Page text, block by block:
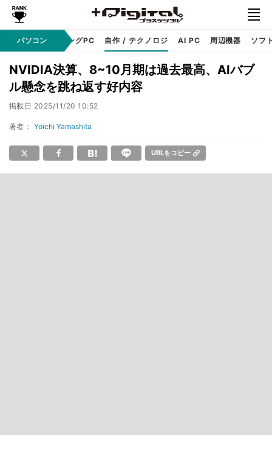
パソコン
PC本体 ゲーミングPC 自作 / テクノロジ AI PC 周辺機器 ソフ
NVIDIA決算、8~10月期は過去最高、AIバブ
ル懸念を跳ね返す好内容
掲載日 2025/11/20 10:52
著者： Yoichi Yamashita
URLをコピー